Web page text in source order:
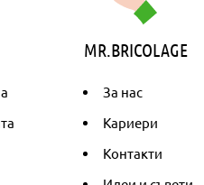
MR.BRICOLAGE
За нас
Кариери
Контакти